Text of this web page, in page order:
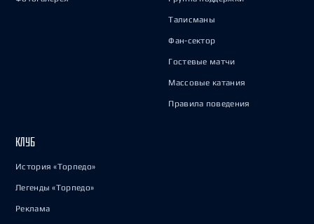
Талисманы
Фан-сектор
Гостевые матчи
Массовые катания
Правила поведения
КЛУБ
История «Торпедо»
Легенды «Торпедо»
Реклама